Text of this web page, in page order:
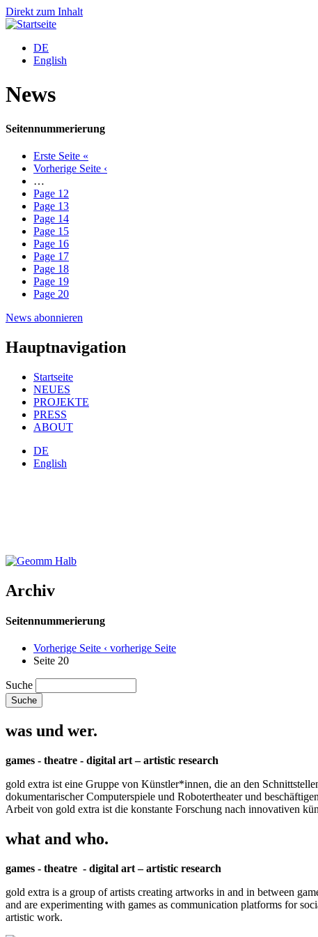
Direkt zum Inhalt
DE
English
News
Seitennummerierung
Erste Seite «
Vorherige Seite ‹
…
Page 12
Page 13
Page 14
Page 15
Page 16
Page 17
Page 18
Page 19
Page 20
News abonnieren
Hauptnavigation
Startseite
NEUES
PROJEKTE
PRESS
ABOUT
DE
English
Archiv
Seitennummerierung
Vorherige Seite ‹ vorherige Seite
Seite 20
Suche
was und wer.
games - theatre - digital art – artistic research
gold extra ist eine Gruppe von Künstler*innen, die an den
dokumentarischer Computerspiele und Robotertheater und
Arbeit von gold extra ist die konstante Forschung nach innovativen
what and who.
games - theatre - digital art – artistic research
gold extra is a group of artists creating artworks in and in between
and are experimenting with games as communication platforms for
artistic work.